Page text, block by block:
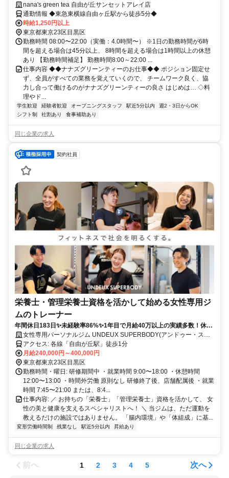
nana's green tea 自由が丘サンセットアレイ店
通勤情報 ◆東急東横線自由ヶ丘駅から徒歩5分◆
時給1,250円以上
東京都東京23区目黒区
勤務時間 08:00〜22:00（実働：4.0時間〜） ※1日の勤務時間が6時
間を超える場合は45分以上、 8時間を超える場合は1時間以上の休憩
あり 【勤務時間補足】 勤務時間8:00～22:00 ...
仕事内容 ◆◆ナナズグリーンティーのお仕事◆◆ ポジション固定せ
ず、全員がすべての業務を覚えていくので、 チームワーク良く、協
力し合って働けるのがナナズグリーンティーの良さ はじめは… ◇料
理やド...
学生歓迎 経験者歓迎 オープニングスタッフ 駅近5分以内
週2・3日からOK
シフト制
社割あり 食事補助あり
同じ企業の求人
契約社員
栄養士・管理栄養士資格を活かして始める女性専用ジ
ムのトレーナー
年間休日183日✨未経験率86%✨1年目で月給40万以上の実績多数！休み
も、あなたの成長も、全力サポート！
女性専用パーソナルジム UNDEUX SUPERBODY(アンドゥー・スー
パーボディ)アクセス: 各線「自由が丘駅」徒歩1分
月給240,000円～400,000円
東京都東京23区目黒区
勤務時間・曜日: 研修期間中 ・就業時間 9:00〜18:00 ・休憩時間
12:00〜13:00 ・時間外労働 原則なし 研修終了後、店舗配属後 ・就業
時間 7:45〜21:00 または、8:4...
仕事内容: ／ お持ちの「栄養士」「管理栄養士」資格を活かして、 女
性の美と健康を支えるスペシャリストへ！ ＼ 当ジムは、ただ運動を
教えるだけの施設ではありません。 「腸内環境」や「体組成」に基...
変形労働時間制 残業なし 駅近5分以内 昇給あり
同じ企業の求人
前へ 1 2 3 4 5 次へ